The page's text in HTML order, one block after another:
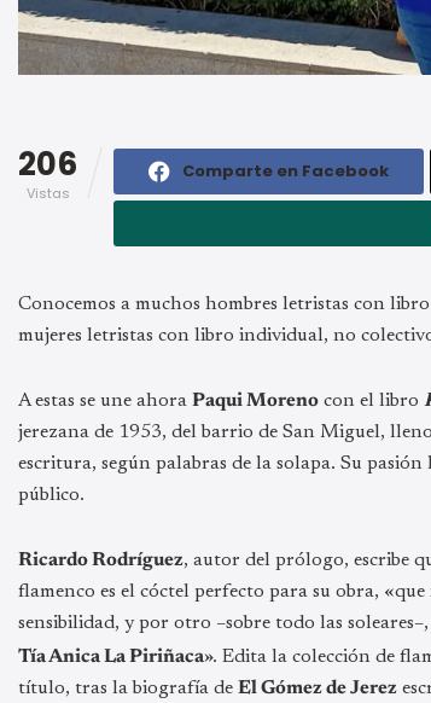
206
Vistas
Comparte en Facebook
Conocemos a muchos hombres letristas con
mujeres letristas con libro individual, no
A estas se une ahora Paqui Moreno con el libro
jerezana de 1953, del barrio de San Miguel,
escritura, según palabras de la solapa. Su
público.
Ricardo Rodríguez, autor del prólogo, escribe
flamenco es el cóctel perfecto para su obra,
sensibilidad, y por otro –sobre todo las
Tía Anica La Piriñaca». Edita la colección de
título, tras la biografía de El Gómez de Jerez